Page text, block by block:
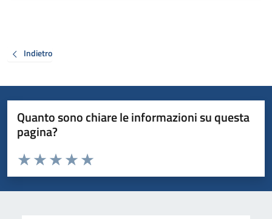
Indietro
Quanto sono chiare le informazioni su questa
pagina?
Valuta da 1 a 5 stelle la pagina
Valuta 5 stelle su 5
Valuta 4 stelle su 5
Valuta 3 stelle su 5
Valuta 2 stelle su 5
Valuta 1 stelle su 5